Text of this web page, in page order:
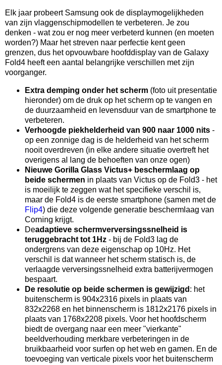
Elk jaar probeert Samsung ook de displaymogelijkheden
van zijn vlaggenschipmodellen te verbeteren. Je zou
denken - wat zou er nog meer verbeterd kunnen (en moeten
worden?) Maar het streven naar perfectie kent geen
grenzen, dus het opvouwbare hoofddisplay van de Galaxy
Fold4 heeft een aantal belangrijke verschillen met zijn
voorganger.
Extra demping onder het scherm (foto uit presentatie
hieronder) om de druk op het scherm op te vangen en
de duurzaamheid en levensduur van de smartphone te
verbeteren.
Verhoogde piekhelderheid van 900 naar 1000 nits -
op een zonnige dag is de helderheid van het scherm
nooit overdreven (in elke andere situatie overtreft het
overigens al lang de behoeften van onze ogen)
Nieuwe Gorilla Glass Victus+ beschermlaag op
beide schermen in plaats van Victus op de Fold3 - het
is moeilijk te zeggen wat het specifieke verschil is,
maar de Fold4 is de eerste smartphone (samen met de
Flip4) die deze volgende generatie beschermlaag van
Corning krijgt.
Deadaptieve schermverversingssnelheid is
teruggebracht tot 1Hz - bij de Fold3 lag de
ondergrens van deze eigenschap op 10Hz. Het
verschil is dat wanneer het scherm statisch is, de
verlaagde verversingssnelheid extra batterijvermogen
bespaart.
De resolutie op beide schermen is gewijzigd : het
buitenscherm is 904x2316 pixels in plaats van
832x2268 en het binnenscherm is 1812x2176 pixels in
plaats van 1768x2208 pixels. Voor het hoofdscherm
biedt de overgang naar een meer "vierkante"
beeldverhouding merkbare verbeteringen in de
bruikbaarheid voor surfen op het web en gamen. En de
toevoeging van verticale pixels voor het buitenscherm